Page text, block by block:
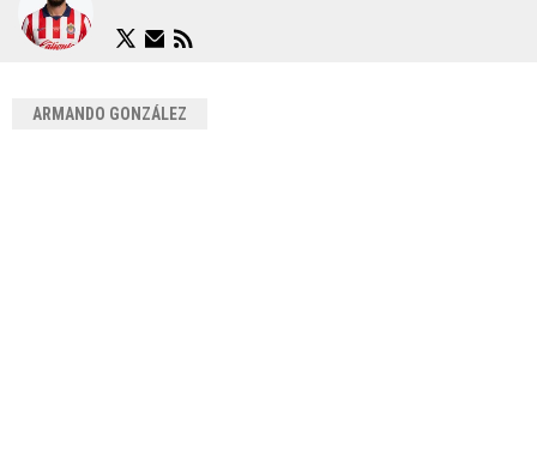
ARMANDO GONZÁLEZ